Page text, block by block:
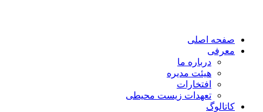
صفحه اصلی
معرفی
درباره ما
هیئت مدیره
افتخارات
تعهدات زیست محیطی
کاتالوگ